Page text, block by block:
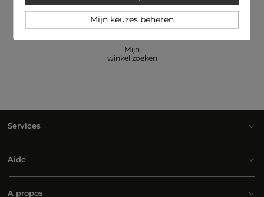
Mijn
winkel zoeken
Services
Aide
A propos
Mijn keuzes beheren